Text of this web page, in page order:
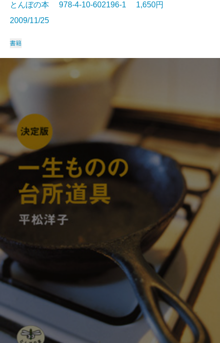
とんぼの本 978-4-10-602196-1 1,650円
2009/11/25
書籍